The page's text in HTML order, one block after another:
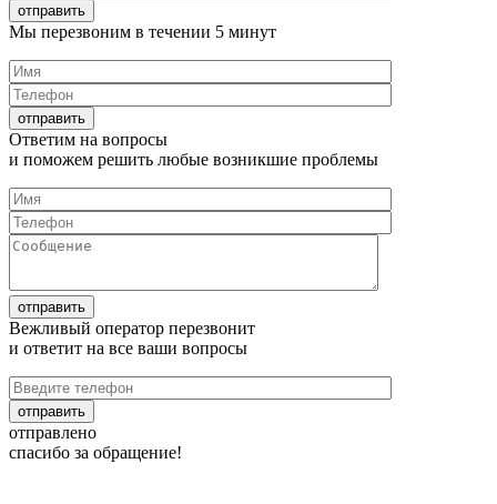
Мы перезвоним в течении 5 минут
Ответим на вопросы
и поможем решить любые возникшие проблемы
Вежливый оператор перезвонит
и ответит на все ваши вопросы
отправлено
спасибо за обращение!